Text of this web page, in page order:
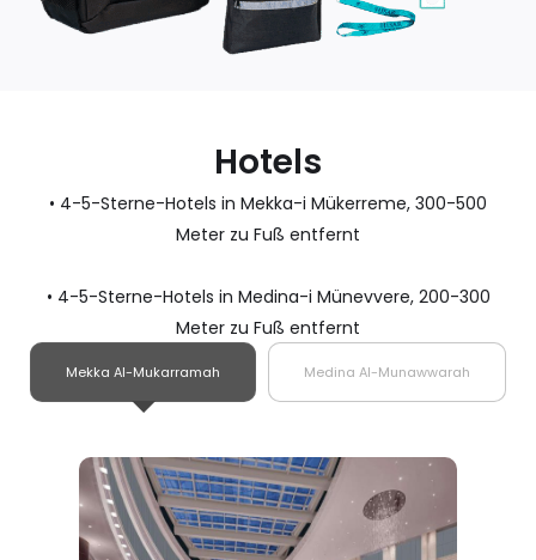
Hotels
• 4-5-Sterne-Hotels in Mekka-i Mükerreme, 300-500
Meter zu Fuß entfernt
• 4-5-Sterne-Hotels in Medina-i Münevvere, 200-300
Meter zu Fuß entfernt
Mekka Al-Mukarramah Medina Al-Munawwarah